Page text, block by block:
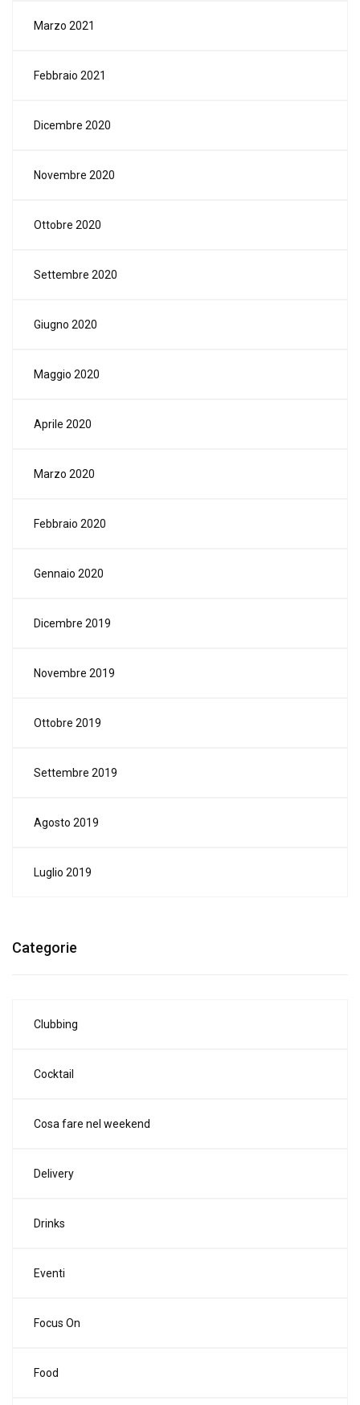
Marzo 2021
Febbraio 2021
Dicembre 2020
Novembre 2020
Ottobre 2020
Settembre 2020
Giugno 2020
Maggio 2020
Aprile 2020
Marzo 2020
Febbraio 2020
Gennaio 2020
Dicembre 2019
Novembre 2019
Ottobre 2019
Settembre 2019
Agosto 2019
Luglio 2019
Categorie
Clubbing
Cocktail
Cosa fare nel weekend
Delivery
Drinks
Eventi
Focus On
Food